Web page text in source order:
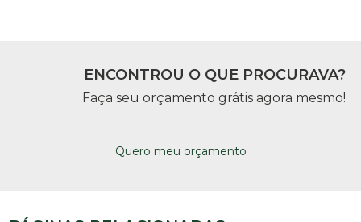
ENCONTROU O QUE PROCURAVA?
Faça seu orçamento grátis agora mesmo!
Quero meu orçamento